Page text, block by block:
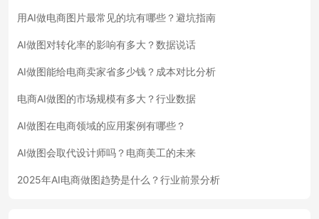
用AI做电商图片最常见的坑有哪些？避坑指南
AI做图对转化率的影响有多大？数据说话
AI做图能给电商卖家省多少钱？成本对比分析
电商AI做图的市场规模有多大？行业数据
AI做图在电商领域的应用案例有哪些？
AI做图会取代设计师吗？电商美工的未来
2025年AI电商做图趋势是什么？行业前景分析